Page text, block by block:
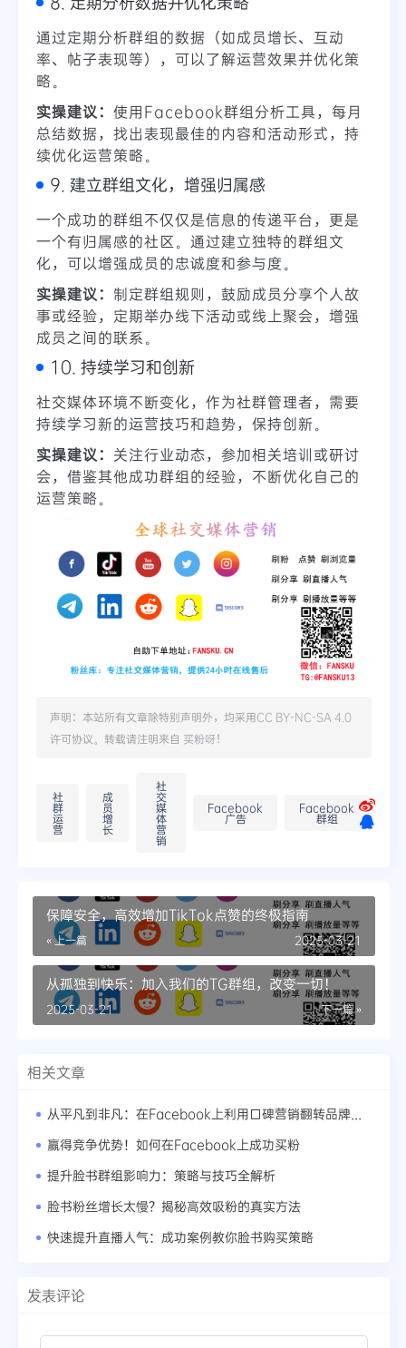
通过定期分析群组的数据（如成员增长、互动
率、帖子表现等），可以了解运营效果并优化策
略。
实操建议： 使用Facebook群组分析工具，每月
总结数据，找出表现最佳的内容和活动形式，持
续优化运营策略。
9. 建立群组文化，增强归属感
一个成功的群组不仅仅是信息的传递平台，更是
一个有归属感的社区。通过建立独特的群组文
化，可以增强成员的忠诚度和参与度。
实操建议： 制定群组规则，鼓励成员分享个人故
事或经验，定期举办线下活动或线上聚会，增强
成员之间的联系。
10. 持续学习和创新
社交媒体环境不断变化，作为社群管理者，需要
持续学习新的运营技巧和趋势，保持创新。
实操建议： 关注行业动态，参加相关培训或研讨
会，借鉴其他成功群组的经验，不断优化自己的
运营策略。
声明：本站所有文章除特别声明外，均采用CC BY-NC-SA 4.0
许可协议。转载请注明来自 买粉呀！
社
群
运
营
成
员
增
长
社
交
媒
体
营
销
Facebook
广告
Facebook
群组
保障安全，高效增加TikTok点赞的终极指南
« 上一篇 2025-03-21
从孤独到快乐：加入我们的TG群组，改变一切！
下一篇 »
2025-03-21
相关文章
赢得竞争优势！如何在Facebook上成功买粉
提升脸书群组影响力：策略与技巧全解析
脸书粉丝增长太慢？揭秘高效吸粉的真实方法
快速提升直播人气：成功案例教你脸书购买策略
发表评论